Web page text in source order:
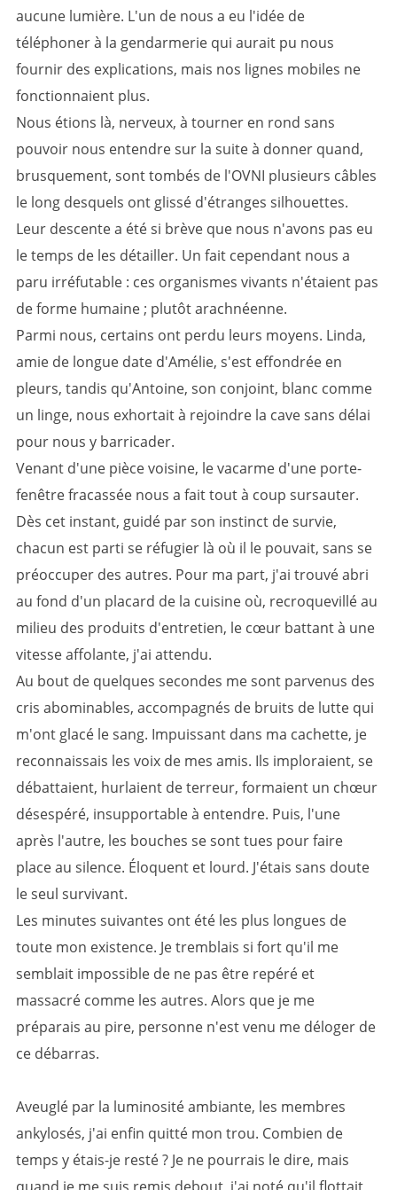
aucune lumière. L'un de nous a eu l'idée de
téléphoner à la gendarmerie qui aurait pu nous
fournir des explications, mais nos lignes mobiles ne
fonctionnaient plus.
Nous étions là, nerveux, à tourner en rond sans
pouvoir nous entendre sur la suite à donner quand,
brusquement, sont tombés de l'OVNI plusieurs câbles
le long desquels ont glissé d'étranges silhouettes.
Leur descente a été si brève que nous n'avons pas eu
le temps de les détailler. Un fait cependant nous a
paru irréfutable : ces organismes vivants n'étaient pas
de forme humaine ; plutôt arachnéenne.
Parmi nous, certains ont perdu leurs moyens. Linda,
amie de longue date d'Amélie, s'est effondrée en
pleurs, tandis qu'Antoine, son conjoint, blanc comme
un linge, nous exhortait à rejoindre la cave sans délai
pour nous y barricader.
Venant d'une pièce voisine, le vacarme d'une porte-
fenêtre fracassée nous a fait tout à coup sursauter.
Dès cet instant, guidé par son instinct de survie,
chacun est parti se réfugier là où il le pouvait, sans se
préoccuper des autres. Pour ma part, j'ai trouvé abri
au fond d'un placard de la cuisine où, recroquevillé au
milieu des produits d'entretien, le cœur battant à une
vitesse affolante, j'ai attendu.
Au bout de quelques secondes me sont parvenus des
cris abominables, accompagnés de bruits de lutte qui
m'ont glacé le sang. Impuissant dans ma cachette, je
reconnaissais les voix de mes amis. Ils imploraient, se
débattaient, hurlaient de terreur, formaient un chœur
désespéré, insupportable à entendre. Puis, l'une
après l'autre, les bouches se sont tues pour faire
place au silence. Éloquent et lourd. J'étais sans doute
le seul survivant.
Les minutes suivantes ont été les plus longues de
toute mon existence. Je tremblais si fort qu'il me
semblait impossible de ne pas être repéré et
massacré comme les autres. Alors que je me
préparais au pire, personne n'est venu me déloger de
ce débarras.
Aveuglé par la luminosité ambiante, les membres
ankylosés, j'ai enfin quitté mon trou. Combien de
temps y étais-je resté ? Je ne pourrais le dire, mais